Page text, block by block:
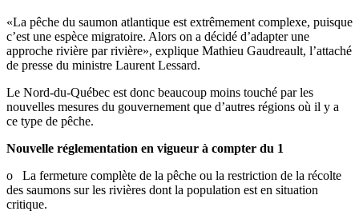
«La pêche du saumon atlantique est extrêmement complexe, puisque
c’est une espèce migratoire. Alors on a décidé d’adapter une
approche rivière par rivière», explique Mathieu Gaudreault, l’attaché
de presse du ministre Laurent Lessard.
Le Nord-du-Québec est donc beaucoup moins touché par les
nouvelles mesures du gouvernement que d’autres régions où il y a
ce type de pêche.
Nouvelle réglementation en vigueur à compter du 1
o La fermeture complète de la pêche ou la restriction de la récolte
des saumons sur les rivières dont la population est en situation
critique.